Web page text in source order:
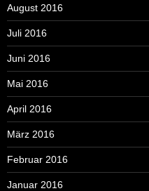
August 2016
Juli 2016
Juni 2016
Mai 2016
April 2016
März 2016
Februar 2016
Januar 2016